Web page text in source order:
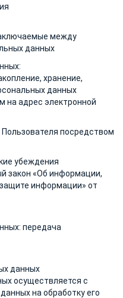
между
данных
хранение,
данных
на адрес электронной
посредством
убеждения
закон «Об информации,
информации» от
передача
данных
осуществляется с
на обработку его